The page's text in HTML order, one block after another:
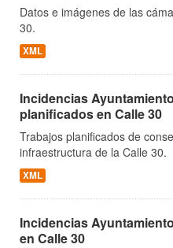
Datos e imágenes de las
30.
XML
Incidencias
planificados en Calle 30
Trabajos planificados de
infraestructura de la Calle 30.
XML
Incidencias
en Calle 30